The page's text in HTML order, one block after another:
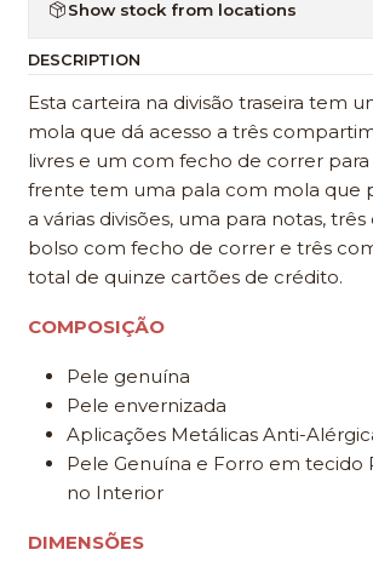
Show stock from locations
DESCRIPTION
Esta carteira na divisão traseira tem
mola que dá acesso a três
livres e um com fecho de correr para
frente tem uma pala com mola que
a várias divisões, uma para notas,
bolso com fecho de correr e três
total de quinze cartões de crédito.
COMPOSIÇÃO
Pele genuína
Pele envernizada
Aplicações Metálicas Anti-
Pele Genuína e Forro em tecido
no Interior
DIMENSÕES